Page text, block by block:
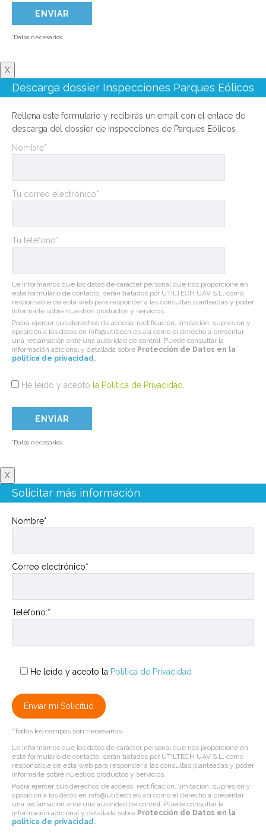
*Datos necesarios
X
Descarga dossier Inspecciones Parques Eólicos
Rellena este formulario y recibirás un email con el enlace de
descarga del dossier de Inspecciones de Parques Eólicos
Nombre*
Tu correo electrónico*
Tu teléfono*
Le informamos que los datos de carácter personal que nos proporcione en
este formulario de contacto, serán tratados por UTILTECH UAV S.L. como
responsable de esta web para responder a las consultas planteadas y poder
informarle sobre nuestros productos y servicios.
Podrá ejercer sus derechos de acceso, rectificación, limitación, supresión y
oposición a los datos en info@utiltech.es así como el derecho a presentar
una reclamación ante una autoridad de control. Puede consultar la
información adicional y detallada sobre Protección de Datos en la
politica de privacidad.
He leído y acepto la Política de Privacidad
*Datos necesarios
X
Solicitar más información
Nombre*
Correo electrónico*
Teléfono:*
He leído y acepto la Política de Privacidad
*Todos los campos son necesarios
Le informamos que los datos de carácter personal que nos proporcione en
este formulario de contacto, serán tratados por UTILTECH UAV S.L. como
responsable de esta web para responder a las consultas planteadas y poder
informarle sobre nuestros productos y servicios.
Podrá ejercer sus derechos de acceso, rectificación, limitación, supresión y
oposición a los datos en info@utiltech.es así como el derecho a presentar
una reclamación ante una autoridad de control. Puede consultar la
información adicional y detallada sobre Protección de Datos en la
politica de privacidad.